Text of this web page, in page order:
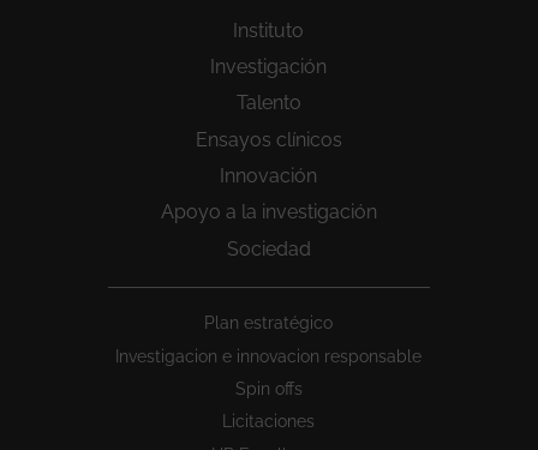
Instituto
Investigación
Talento
Ensayos clínicos
Innovación
Apoyo a la investigación
Sociedad
Plan estratégico
Investigacion e innovacion responsable
Spin offs
Licitaciones